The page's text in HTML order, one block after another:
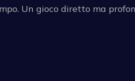
Un gioco diretto ma